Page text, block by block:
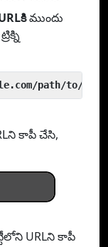
ముందు
path/to/
కాపీ చేసి,
URLని కాపీ